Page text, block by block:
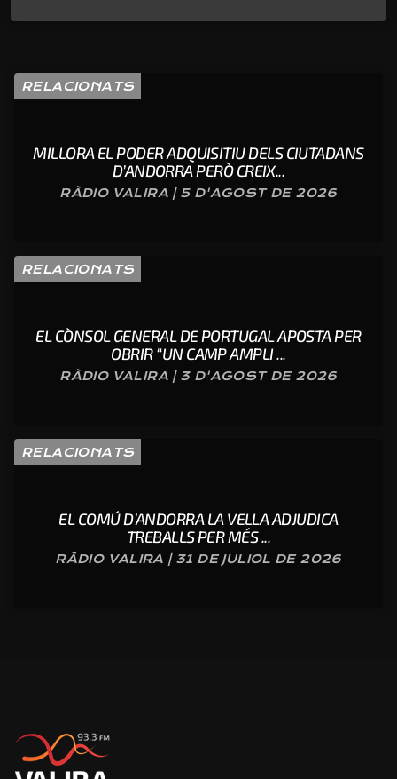
RELACIONATS
MILLORA EL PODER ADQUISITIU DELS CIUTADANS
D’ANDORRA PERÒ CREIX...
RÀDIO VALIRA | 5 D'AGOST DE 2026
RELACIONATS
EL CÒNSOL GENERAL DE PORTUGAL APOSTA PER
OBRIR “UN CAMP AMPLI ...
RÀDIO VALIRA | 3 D'AGOST DE 2026
RELACIONATS
EL COMÚ D’ANDORRA LA VELLA ADJUDICA
TREBALLS PER MÉS ...
RÀDIO VALIRA | 31 DE JULIOL DE 2026